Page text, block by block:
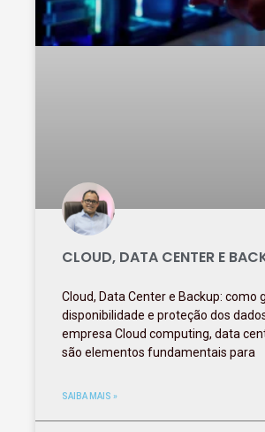
CLOUD, DATA CENTER E
Cloud, Data Center e Backup: como
disponibilidade e proteção dos
empresa Cloud computing, data
são elementos fundamentais para
SAIBA MAIS »